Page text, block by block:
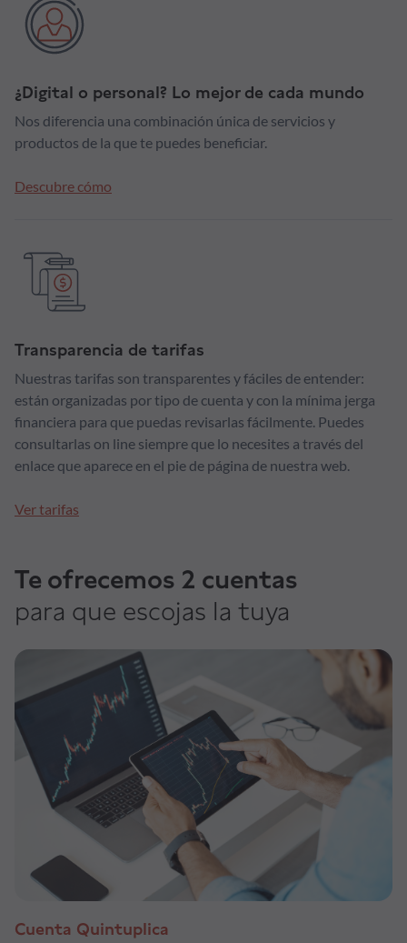
¿Digital o personal? Lo mejor de cada mundo
Nos diferencia una combinación única de servicios y
productos de la que te puedes beneficiar.
Descubre cómo
Transparencia de tarifas
Nuestras tarifas son transparentes y fáciles de entender:
están organizadas por tipo de cuenta y con la mínima jerga
financiera para que puedas revisarlas fácilmente. Puedes
consultarlas on line siempre que lo necesites a través del
enlace que aparece en el pie de página de nuestra web.
Ver tarifas
Te ofrecemos 2 cuentas
para que escojas la tuya
Cuenta Quintuplica